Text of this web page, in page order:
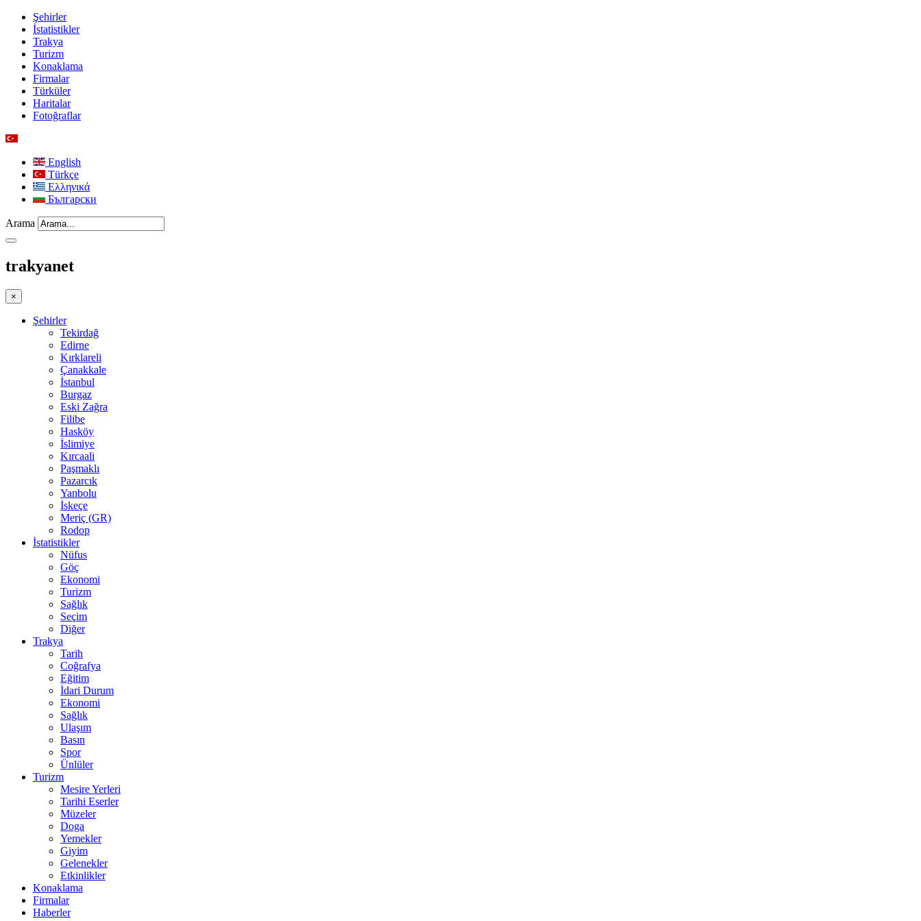
Şehirler
İstatistikler
Trakya
Turizm
Konaklama
Firmalar
Türküler
Haritalar
Fotoğraflar
English
Türkçe
Ελληνικά
Български
Arama
trakyanet
×
Şehirler
Tekirdağ
Edirne
Kırklareli
Çanakkale
İstanbul
Burgaz
Eski Zağra
Filibe
Hasköy
İslimiye
Kırcaali
Paşmaklı
Pazarcık
Yanbolu
İskeçe
Meriç (GR)
Rodop
İstatistikler
Nüfus
Göç
Ekonomi
Turizm
Sağlık
Seçim
Diğer
Trakya
Tarih
Coğrafya
Eğitim
İdari Durum
Ekonomi
Sağlık
Ulaşım
Basın
Spor
Ünlüler
Turizm
Mesire Yerleri
Tarihi Eserler
Müzeler
Doga
Yemekler
Giyim
Gelenekler
Etkinlikler
Konaklama
Firmalar
Haberler